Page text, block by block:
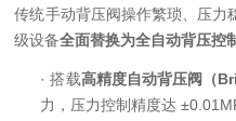
传统手动背压阀操作繁琐、压力
级设备全面替换为全自动背压控
·搭载高精度自动背压阀（
力，压力控制精度达